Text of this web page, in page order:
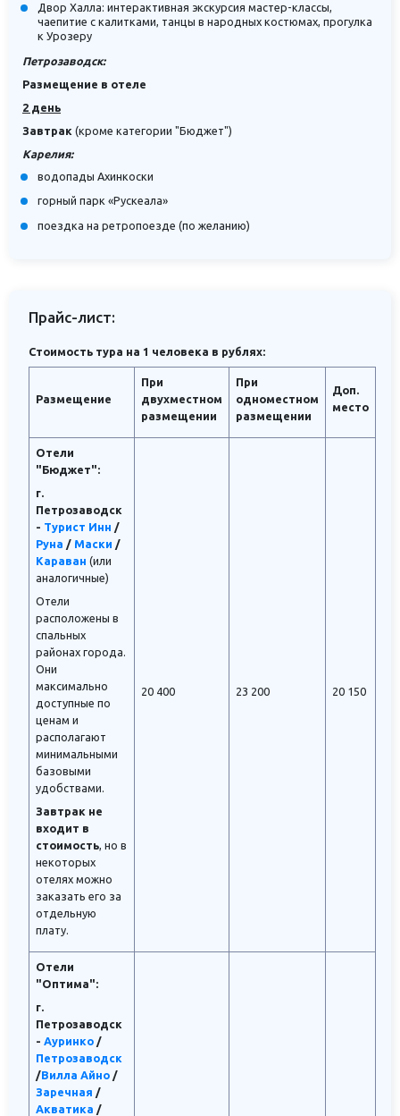
Двор Халла: интерактивная экскурсия мастер-классы,
чаепитие с калитками, танцы в народных костюмах, прогулка
к Урозеру
Петрозаводск:
Размещение в отеле
2 день
Завтрак (кроме категории "Бюджет")
Карелия:
водопады Ахинкоски
горный парк «Рускеала»
поездка на ретропоезде (по желанию)
Прайс-лист:
Стоимость тура на 1 человека в рублях:
Размещение
При
двухместном
размещении
При
одноместном
размещении
Доп.
место
Отели
"Бюджет":
г.
Петрозаводск
- Турист Инн /
Руна / Маски /
Караван (или
аналогичные)
Отели
расположены в
спальных
районах города.
Они
максимально
доступные по
ценам и
располагают
минимальными
базовыми
удобствами.
Завтрак не
входит в
стоимость , но в
некоторых
отелях можно
заказать его за
отдельную
плату.
20 400 23 200 20 150
Отели
"Оптима":
г.
Петрозаводск
- Ауринко /
Петрозаводск
/Вилла Айно /
Заречная /
Акватика /